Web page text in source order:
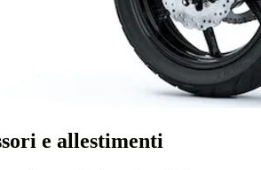
e allestimenti